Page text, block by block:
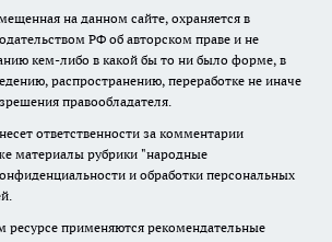
на данном сайте, охраняется в
РФ об авторском праве и не
кем-либо в какой бы то ни было форме, в
распространению, переработке не иначе
правообладателя.
ответственности за комментарии
материалы рубрики "народные
и обработки персональных
.
применяются рекомендательные